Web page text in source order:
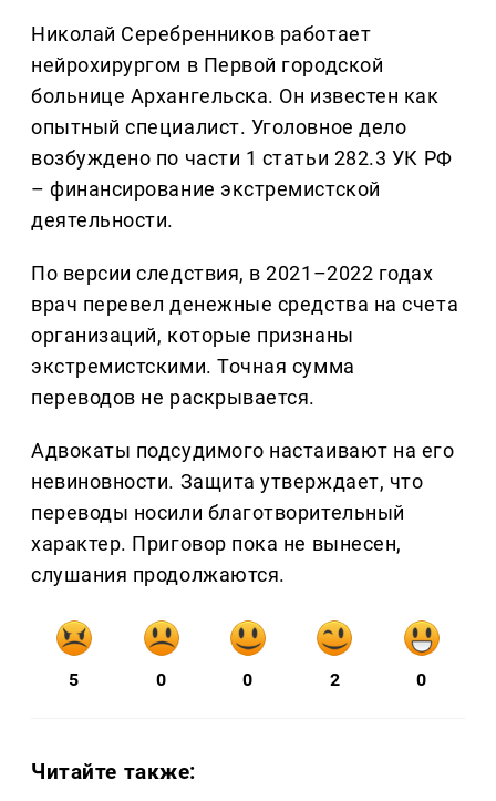
Николай Серебренников работает
нейрохирургом в Первой городской
больнице Архангельска. Он известен как
опытный специалист. Уголовное дело
возбуждено по части 1 статьи 282.3 УК РФ
– финансирование экстремистской
деятельности.
По версии следствия, в 2021–2022 годах
врач перевел денежные средства на счета
организаций, которые признаны
экстремистскими. Точная сумма
переводов не раскрывается.
Адвокаты подсудимого настаивают на его
невиновности. Защита утверждает, что
переводы носили благотворительный
характер. Приговор пока не вынесен,
слушания продолжаются.
5 0 0 2 0
Читайте также: